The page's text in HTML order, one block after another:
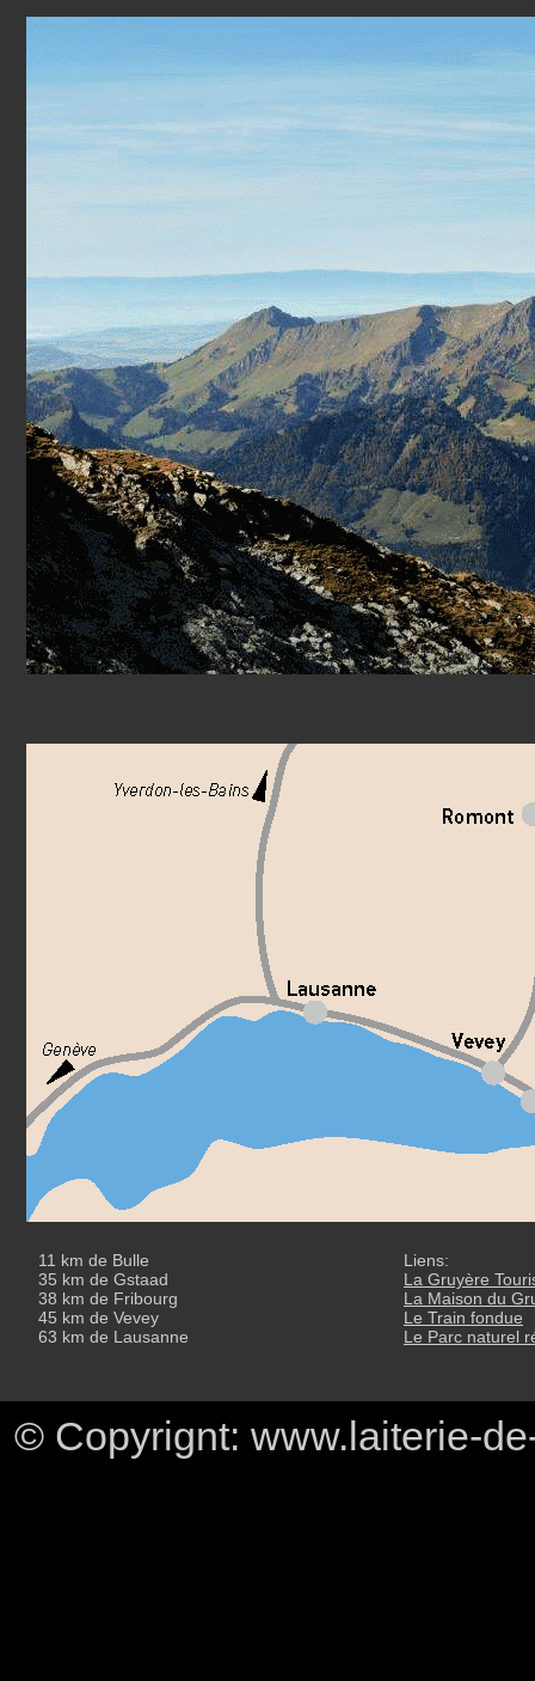
11 km de Bulle
35 km de Gstaad
38 km de Fribourg
45 km de Vevey
63 km de Lausanne
Liens:
La Gruyère
La Maison du
Le Train fondue
Le Parc naturel
© Copyrignt: www.laiterie-